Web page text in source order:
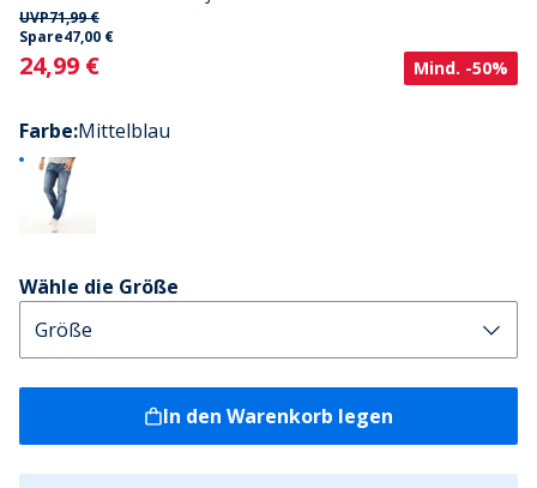
UVP71,99 €
Spare47,00 €
Current
24,99 € Mind. -50%
Farbe:Mittelblau
Wähle die Größe
In den Warenkorb legen